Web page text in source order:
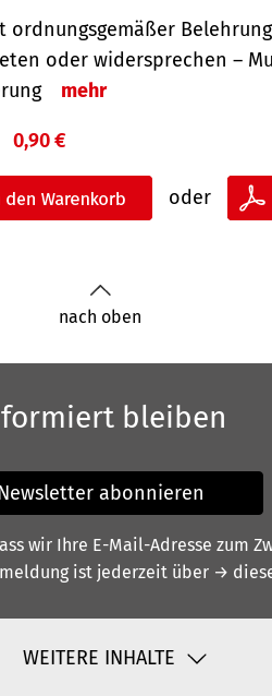
ordnungsgemäßer
oder widersprechen –
mehr
0,90 €
oder
nach oben
bleiben
abonnieren
wir Ihre E-Mail-Adresse zum
ist jederzeit über →
WEITERE INHALTE